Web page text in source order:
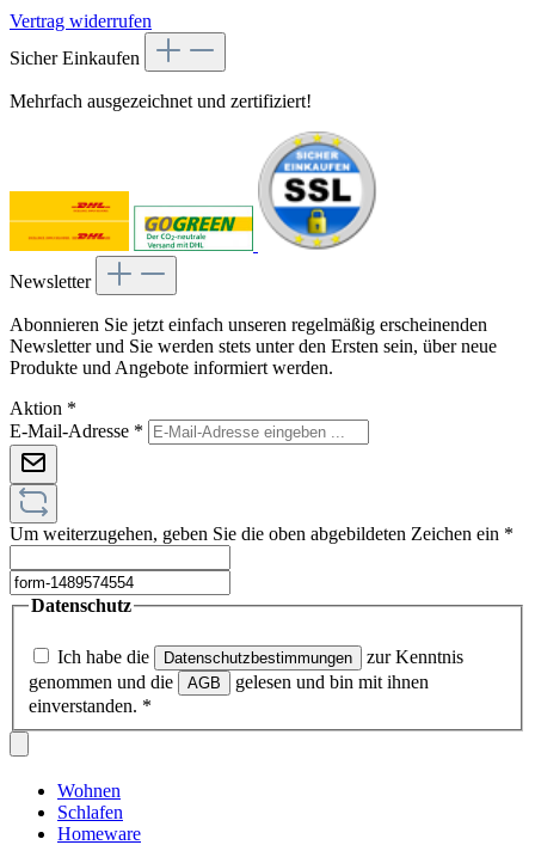
Vertrag widerrufen
Sicher Einkaufen
Mehrfach ausgezeichnet und zertifiziert!
Newsletter
Abonnieren Sie jetzt einfach unseren regelmäßig erscheinenden
Newsletter und Sie werden stets unter den Ersten sein, über neue
Produkte und Angebote informiert werden.
Aktion *
E-Mail-Adresse *
Um weiterzugehen, geben Sie die oben abgebildeten Zeichen ein *
Datenschutz
Ich habe die Datenschutzbestimmungen
zur Kenntnis
genommen und die
AGB
gelesen und bin mit ihnen
einverstanden. *
Wohnen
Schlafen
Homeware